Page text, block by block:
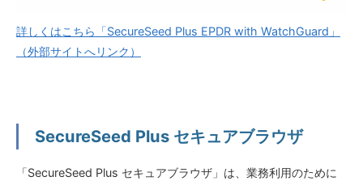
詳しくはこちら「SecureSeed Plus EPDR with WatchGuard」
（外部サイトへリンク）
SecureSeed Plus セキュアブラウザ
「SecureSeed Plus セキュアブラウザ」は、業務利用のために